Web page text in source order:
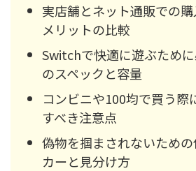
実店舗とネット通販での
メリットの比較
Switchで快適に遊ぶため
のスペックと容量
コンビニや100均で買う際
すべき注意点
偽物を掴まされないため
カーと見分け方